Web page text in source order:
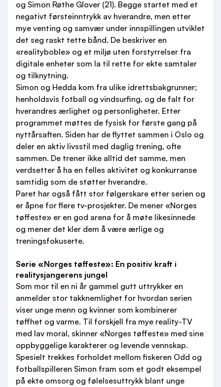
og Simon Røthe Glover (21). Begge startet med et
negativt førsteinntrykk av hverandre, men etter
mye venting og samvær under innspillingen utviklet
det seg raskt tette bånd. De beskriver en
«realityboble» og et miljø uten forstyrrelser fra
digitale enheter som la til rette for ekte samtaler
og tilknytning.
Simon og Hedda kom fra ulike idrettsbakgrunner;
henholdsvis fotball og vindsurfing, og de falt for
hverandres ærlighet og personligheter. Etter
programmet møttes de fysisk for første gang på
nyttårsaften. Siden har de flyttet sammen i Oslo og
deler en aktiv livsstil med daglig trening, ofte
sammen. De trener ikke alltid det samme, men
verdsetter å ha en felles aktivitet og konkurranse
samtidig som de støtter hverandre.
Paret har også fått stor følgerskare etter serien og
er åpne for flere tv-prosjekter. De mener «Norges
tøffeste» er en god arena for å møte likesinnede
og mener det kler dem å være ærlige og
treningsfokuserte.
Serie «Norges tøffeste»: En positiv kraft i
realitysjangerens jungel
Som mor til en ni år gammel gutt uttrykker en
anmelder stor takknemlighet for hvordan serien
viser unge menn og kvinner som kombinerer
tøffhet og varme. Til forskjell fra mye reality-TV
med lav moral, skinner «Norges tøffeste» med sine
oppbyggelige karakterer og levende vennskap.
Spesielt trekkes forholdet mellom fiskeren Odd og
fotballspilleren Simon fram som et godt eksempel
på ekte omsorg og følelsesuttrykk blant unge